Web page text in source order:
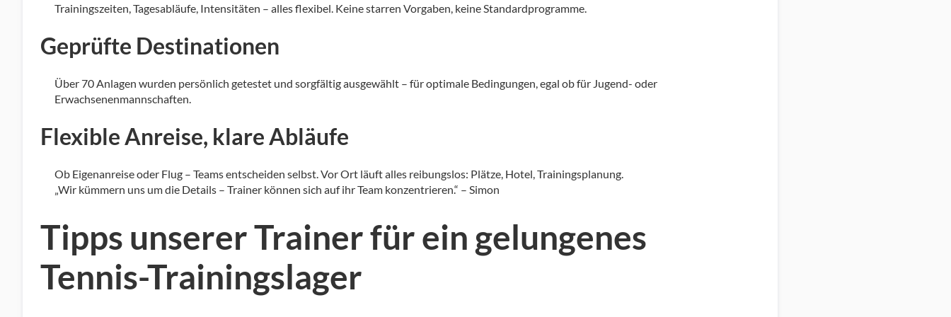
Trainingszeiten, Tagesabläufe, Intensitäten – alles flexibel. Keine starren Vorgaben, keine Standardprogramme.
Geprüfte Destinationen
Über 70 Anlagen wurden persönlich getestet und sorgfältig ausgewählt – für optimale Bedingungen, egal ob für Jugend- oder
Erwachsenenmannschaften.
Flexible Anreise, klare Abläufe
Ob Eigenanreise oder Flug – Teams entscheiden selbst.Vor Ort läuft alles reibungslos: Plätze, Hotel, Trainingsplanung.
„Wir kümmern uns um die Details – Trainer können sich auf ihr Team konzentrieren.“ – Simon
Tipps unserer Trainer für ein gelungenes
Tennis-Trainingslager